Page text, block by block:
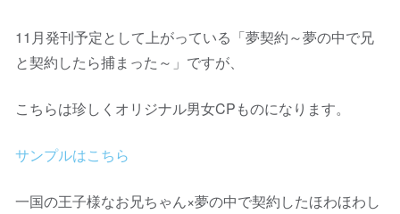
11月発刊予定として上がっている「夢契約～夢の中で兄
と契約したら捕まった～」ですが、
こちらは珍しくオリジナル男女CPものになります。
サンプルはこちら
一国の王子様なお兄ちゃん×夢の中で契約したほわほわし